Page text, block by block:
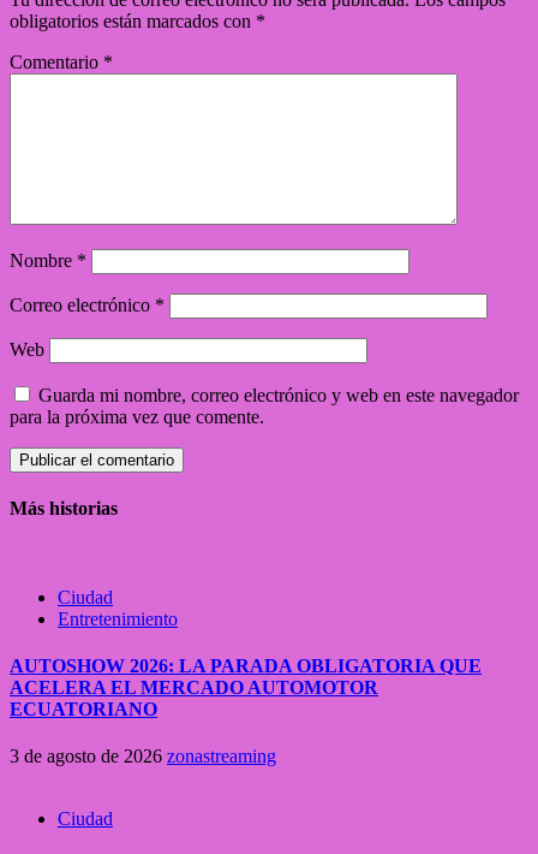
obligatorios están marcados con *
Comentario *
Nombre *
Correo electrónico *
Web
Guarda mi nombre, correo electrónico y web en este navegador
para la próxima vez que comente.
Más historias
Ciudad
Entretenimiento
AUTOSHOW 2026: LA PARADA OBLIGATORIA QUE
ACELERA EL MERCADO AUTOMOTOR
ECUATORIANO
3 de agosto de 2026 zonastreaming
Ciudad